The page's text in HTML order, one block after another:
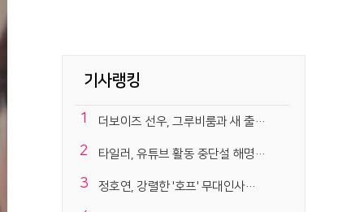
기사랭킹
1 더보이즈 선우, 그루비룸과 새 출…
2 타일러, 유튜브 활동 중단설 해명…
3 정호연, 강렬한 '호프' 무대인사…